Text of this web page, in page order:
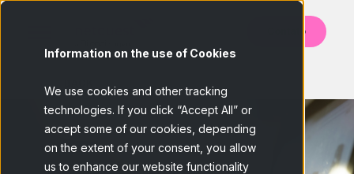
Information on the use of Cookies
We use cookies and other tracking
technologies. If you click “Accept All” or
accept some of our cookies, depending
on the extent of your consent, you allow
us to enhance our website functionality
Contato